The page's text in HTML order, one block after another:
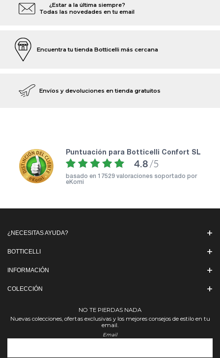
¿Estar a la última siempre?
Todas las novedades en tu email
Encuentra tu tienda Botticelli más cercana
Envíos y devoluciones en tienda gratuitos
puntuación para Botticelli Confort SL
4.8 /5
basado en 17529 valoraciones soportado por
eKomi
¿NECESITAS AYUDA?
BOTTICELLI
INFORMACIÓN
COLECCIÓN
NO TE PIERDAS NADA
Nuevas colecciones, ofertas exclusivas y los mejores consejos de estilo en tu
email.
Email